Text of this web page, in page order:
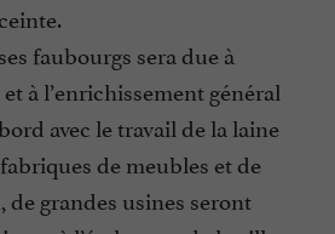
faubourgs sera due à
à l’enrichissement général
avec le travail de la laine
de meubles et de
grandes usines seront